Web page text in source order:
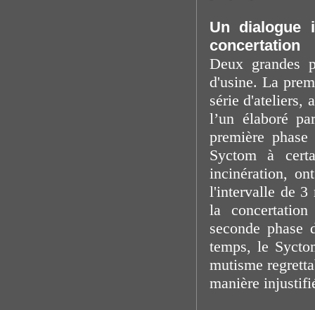
Un dialogue
concertation
Deux grandes
d'usine. La
série d'ateliers,
l’un élaboré
première
Syctom à
incinération,
l'intervalle de 3
la
seconde
temps, le
mutisme
manière